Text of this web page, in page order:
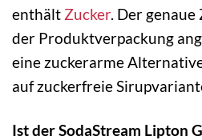
enthält Zucker. Der
der Produktverpackung
eine zuckerarme
auf zuckerfreie
Ist der SodaStream Lipton